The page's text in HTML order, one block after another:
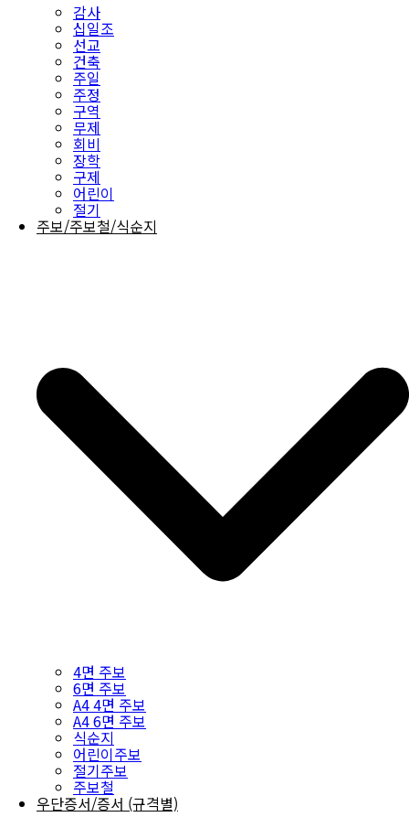
감사
십일조
선교
건축
주일
주정
구역
무제
회비
장학
구제
어린이
절기
주보/주보철/식순지
4면 주보
6면 주보
A4 4면 주보
A4 6면 주보
식순지
어린이주보
절기주보
주보철
우단증서/증서 (규격별)